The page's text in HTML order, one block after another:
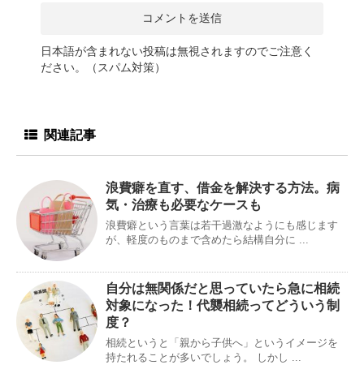
日本語が含まれない投稿は無視されますのでご注意く
ださい。（スパム対策）
関連記事
浪費癖を直す、借金を解決する方法。病
気・治療も必要なケースも
浪費癖という言葉は若干過激なようにも感じます
が、軽度のものまで含めたら結構自分に ...
自分は無関係だと思っていたら急に相続
対象になった！代襲相続ってどういう制
度？
相続というと「親から子供へ」というイメージを
持たれることが多いでしょう。 しかし ...